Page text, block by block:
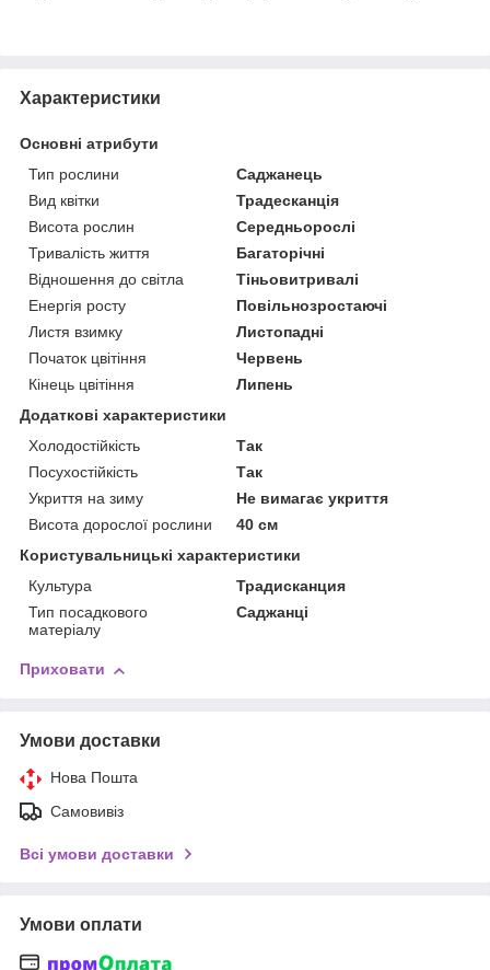
Характеристики
Основні атрибути
Тип рослини
Саджанець
Вид квітки
Традесканція
Висота рослин
Середньорослі
Тривалість життя
Багаторічні
Відношення до світла
Тіньовитривалі
Енергія росту
Повільнозростаючі
Листя взимку
Листопадні
Початок цвітіння
Червень
Кінець цвітіння
Липень
Додаткові характеристики
Холодостійкість
Так
Посухостійкість
Так
Укриття на зиму
Не вимагає укриття
Висота дорослої рослини
40 см
Користувальницькі характеристики
Культура
Традисканция
Тип посадкового
матеріалу
Саджанці
Приховати
Умови доставки
Нова Пошта
Самовивіз
Всі умови доставки
Умови оплати